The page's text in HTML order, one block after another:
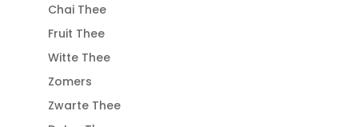
Chai Thee
Fruit Thee
Witte Thee
Zomers
Zwarte Thee